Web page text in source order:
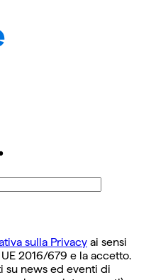
sulla Privacy ai sensi
2016/679 e la accetto.
su news ed eventi di